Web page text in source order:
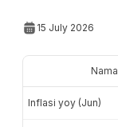
15 July 2026
Nama
Inflasi yoy (Jun)